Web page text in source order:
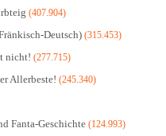
(407.904)
Deutsch) (315.453)
nicht! (277.715)
Allerbeste! (245.340)
Fanta-Geschichte (124.993)